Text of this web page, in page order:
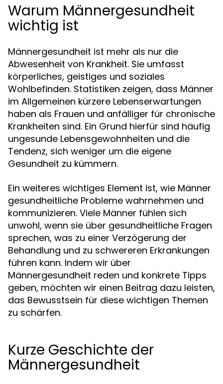
Warum Männergesundheit
wichtig ist
Männergesundheit ist mehr als nur die
Abwesenheit von Krankheit. Sie umfasst
körperliches, geistiges und soziales
Wohlbefinden. Statistiken zeigen, dass Männer
im Allgemeinen kürzere Lebenserwartungen
haben als Frauen und anfälliger für chronische
Krankheiten sind. Ein Grund hierfür sind häufig
ungesunde Lebensgewohnheiten und die
Tendenz, sich weniger um die eigene
Gesundheit zu kümmern.
Ein weiteres wichtiges Element ist, wie Männer
gesundheitliche Probleme wahrnehmen und
kommunizieren. Viele Männer fühlen sich
unwohl, wenn sie über gesundheitliche Fragen
sprechen, was zu einer Verzögerung der
Behandlung und zu schwereren Erkrankungen
führen kann. Indem wir über
Männergesundheit reden und konkrete Tipps
geben, möchten wir einen Beitrag dazu leisten,
das Bewusstsein für diese wichtigen Themen
zu schärfen.
Kurze Geschichte der
Männergesundheit